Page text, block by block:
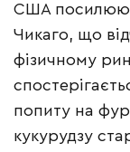
США
Чикаго, що
фізичному
попиту на
кукурудзу